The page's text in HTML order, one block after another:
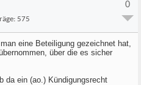
575
0
eine Beteiligung gezeichnet hat,
über die es sicher
da ein (ao.) Kündigungsrecht